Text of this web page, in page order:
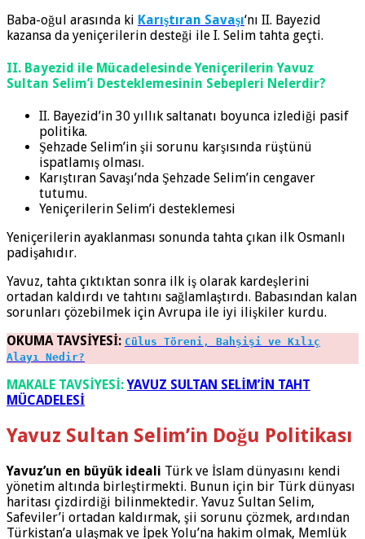
Baba-oğul arasında ki Karıştıran Savaşı‘nı II. Bayezid
kazansa da yeniçerilerin desteği ile I. Selim tahta geçti.
II. Bayezid ile Mücadelesinde Yeniçerilerin Yavuz
Sultan Selim’i Desteklemesinin Sebepleri Nelerdir?
II. Bayezid’in 30 yıllık saltanatı boyunca izlediği pasif
politika.
Şehzade Selim’in şii sorunu karşısında rüştünü
ispatlamış olması.
Karıştıran Savaşı’nda Şehzade Selim’in cengaver
tutumu.
Yeniçerilerin Selim’i desteklemesi
Yeniçerilerin ayaklanması sonunda tahta çıkan ilk Osmanlı
padişahıdır.
Yavuz, tahta çıktıktan sonra ilk iş olarak kardeşlerini
ortadan kaldırdı ve tahtını sağlamlaştırdı. Babasından kalan
sorunları çözebilmek için Avrupa ile iyi ilişkiler kurdu.
OKUMA TAVSİYESİ: Cülus Töreni, Bahşişi ve Kılıç
Alayı Nedir?
MAKALE TAVSİYESİ:YAVUZ SULTAN SELİM’İN TAHT
MÜCADELESİ
Yavuz Sultan Selim’in Doğu Politikası
Yavuz’un en büyük ideali Türk ve İslam dünyasını kendi
yönetim altında birleştirmekti. Bunun için bir Türk dünyası
haritası çizdirdiği bilinmektedir. Yavuz Sultan Selim,
Safeviler’i ortadan kaldırmak, şii sorunu çözmek, ardından
Türkistan’a ulaşmak ve İpek Yolu’na hakim olmak, Memlük